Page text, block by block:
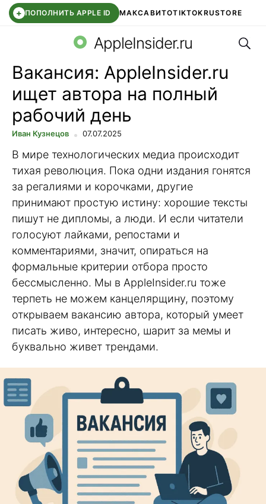
+ ПОПОЛНИТЬ APPLE ID МАКСАВИТОTIKTOKRUSTORE
WB КЛУБIOS 26.6 APPLE ID
AppleInsider.ru
Вакансия: AppleInsider.ru
ищет автора на полный
рабочий день
Иван Кузнецов 07.07.2025
В мире технологических медиа происходит
тихая революция. Пока одни издания гонятся
за регалиями и корочками, другие
принимают простую истину: хорошие тексты
пишут не дипломы, а люди. И если читатели
голосуют лайками, репостами и
комментариями, значит, опираться на
формальные критерии отбора просто
бессмысленно. Мы в AppleInsider.ru тоже
терпеть не можем канцелярщину, поэтому
открываем вакансию автора, который умеет
писать живо, интересно, шарит за мемы и
буквально живет трендами.